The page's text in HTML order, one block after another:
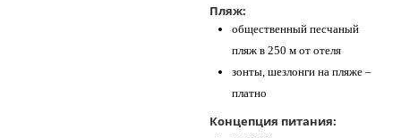
Пляж:
общественный песчаный
пляж в 250 м от отеля
зонты, шезлонги на пляже –
платно
Концепция питания: